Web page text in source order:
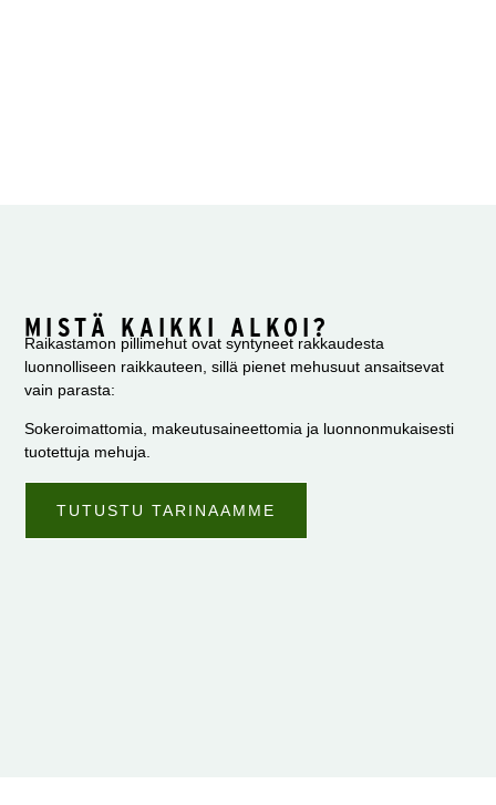
MISTÄ KAIKKI ALKOI?
Raikastamon pillimehut ovat syntyneet rakkaudesta
luonnolliseen raikkauteen, sillä pienet mehusuut ansaitsevat
vain parasta:
Sokeroimattomia, makeutusaineettomia ja luonnonmukaisesti
tuotettuja mehuja.
TUTUSTU TARINAAMME